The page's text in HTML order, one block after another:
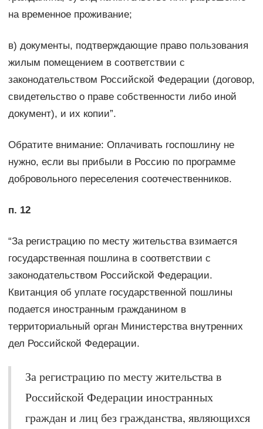
на временное проживание;
в) документы, подтверждающие право пользования
жилым помещением в соответствии с
законодательством Российской Федерации (договор,
свидетельство о праве собственности либо иной
документ), и их копии”.
Обратите внимание: Оплачивать госпошлину не
нужно, если вы прибыли в Россию по программе
добровольного переселения соотечественников.
п. 12
“За регистрацию по месту жительства взимается
государственная пошлина в соответствии с
законодательством Российской Федерации.
Квитанция об уплате государственной пошлины
подается иностранным гражданином в
территориальный орган Министерства внутренних
дел Российской Федерации.
За регистрацию по месту жительства в
Российской Федерации иностранных
граждан и лиц без гражданства, являющихся